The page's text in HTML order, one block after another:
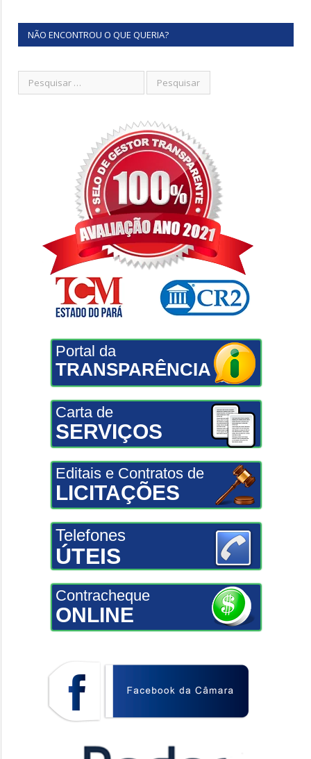
NÃO ENCONTROU O QUE QUERIA?
Portal da
TRANSPARÊNCIA
Carta de
SERVIÇOS
Editais e Contratos de
LICITAÇÕES
Telefones
ÚTEIS
Contracheque
ONLINE